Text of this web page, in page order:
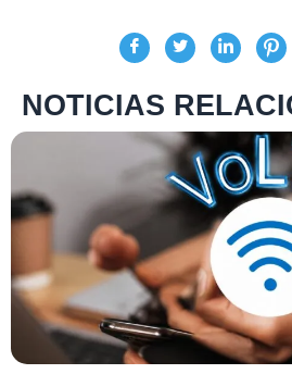
NOTICIAS